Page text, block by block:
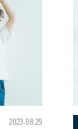
2023.08.29